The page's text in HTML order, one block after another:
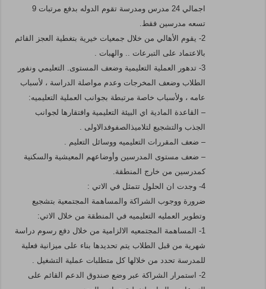
اجمالي 24 مدرس ومدرسة تقوم الدوله بدفع مرتبات 9
تسعه مدرسين فقط.
2- يقوم الأهالي من خلال جمعيات خيرية بتغطية العجز القائم
بالاعتماد على التبرعات .. والهبات .
3- تدهور العملية التعليمية وضعف المستوى. التعليمي ونفور
الطلاب وضعف المخرجات وعدم مواصلة الدراسة ، لأسباب
عامه ، ولأسباب خاصة مرتبطة بجوانب العملية التعليميه:
– القاعدة المادية اي البيئة التعليمية وافتقارها لجوانب
الجذب والتشجيع لتلاميذالصفوفدالاولى .
– ضعف المقررات التعليميه ووسائل التعليم .
– ضعف مستوى المدرسين وأوضاعهم المعيشية والسكنية
كمدرسين من خارج المنطقة.
4- وجدت ان الحلول تتمثل في الاتي :
ضرورة ووجوب الشراكة والمساهمة المجتمعية بتشجيع
وتطوير العمليه التعليميه في المنطقة من خلال الاتي:
1- المساهمة المجتمعيه الالزامية من خلال دفع رسوم دراسة
شهرية من قبل الطلاب يتم تحديدها بناء على ميزانية فعلية
للمدرسة تحدد من خلالها كل متطلبات عملية التشغيل .
2- استمرار الشراكة عبر وضع صندوق الدعم القائم على